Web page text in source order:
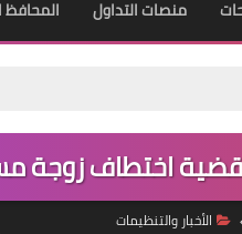
منصات التداول المحافظ
اختطاف زوجة
الأخبار والتنظيمات